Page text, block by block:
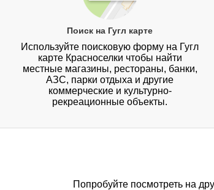
Поиск на Гугл карте
Используйте поисковую форму на Гугл
карте Красноселки чтобы найти
местные магазины, рестораны, банки,
АЗС, парки отдыха и другие
коммерческие и культурно-
рекреационные объекты.
Попробуйте посмотреть на